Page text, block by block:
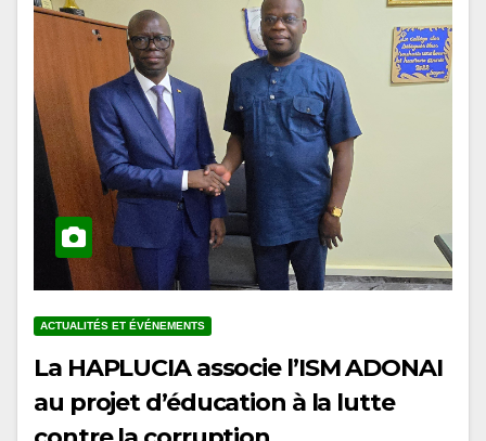
La HAPLUCIA associe l’ISM ADONAI
au projet d’éducation à la lutte
contre la corruption